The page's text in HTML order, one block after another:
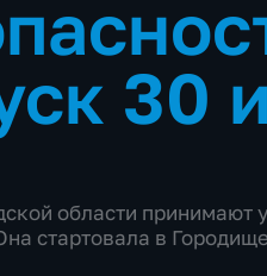
30
области принимают
стартовала в